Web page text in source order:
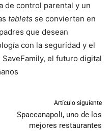
de control parental y un
tablets se convierten en
que desean
con la seguridad y el
el futuro digital
Artículo siguiente
Spaccanapoli, uno de los
mejores restaurantes